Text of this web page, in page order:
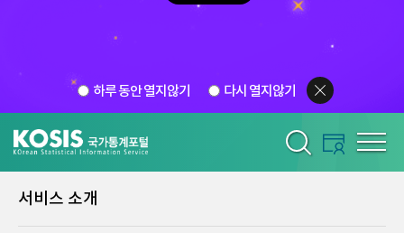
하루 동안 열지않기 다시 열지않기
서비스 소개